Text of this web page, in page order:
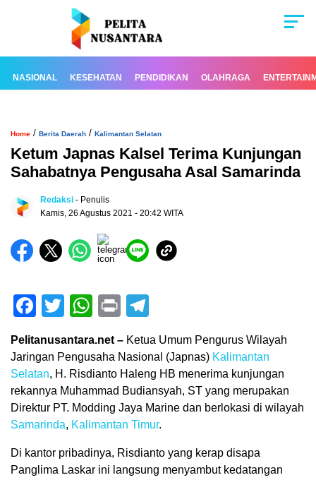
NASIONAL KESEHATAN PENDIDIKAN OLAHRAGA
Home / Berita Daerah / Kalimantan Selatan
Ketum Japnas Kalsel Terima Kunjungan
Sahabatnya Pengusaha Asal Samarinda
Redaksi - Penulis
Kamis, 26 Agustus 2021 - 20:42 WITA
Facebook
TwitterWhatsApp
Print
Pelitanusantara.net – Ketua Umum Pengurus Wilayah
Jaringan Pengusaha Nasional (Japnas) Kalimantan
Selatan, H. Risdianto Haleng HB menerima kunjungan
rekannya Muhammad Budiansyah, ST yang merupakan
Direktur PT. Modding Jaya Marine dan berlokasi di wilayah
Samarinda, Kalimantan Timur.
Di kantor pribadinya, Risdianto yang kerap disapa
Panglima Laskar ini langsung menyambut kedatangan